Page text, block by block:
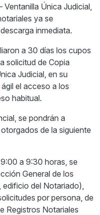
Única Judicial,
ya se
inmediata.
a 30 días los cupos
solicitud de Copia
Judicial, en su
el acceso a los
habitual.
se pondrán a
de la siguiente
a 9:30 horas, se
General de los
del Notariado),
por persona, de
Registros Notariales